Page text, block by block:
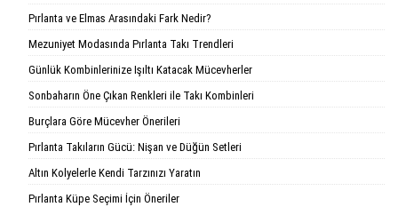
Pırlanta ve Elmas Arasındaki Fark Nedir?
Mezuniyet Modasında Pırlanta Takı Trendleri
Günlük Kombinlerinize Işıltı Katacak Mücevherler
Sonbaharın Öne Çıkan Renkleri ile Takı Kombinleri
Burçlara Göre Mücevher Önerileri
Pırlanta Takıların Gücü: Nişan ve Düğün Setleri
Altın Kolyelerle Kendi Tarzınızı Yaratın
Pırlanta Küpe Seçimi İçin Öneriler